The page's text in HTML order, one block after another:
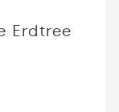
Erdtree